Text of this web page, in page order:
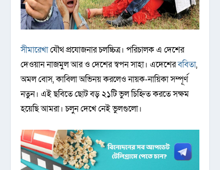
সীমারেখাযৌথ প্রযোজনার চলচ্চিত্র। পরিচালক এ দেশের
দেওয়ান নাজমুল আর ও দেশের স্বপন সাহা। এদেশেরববিতা,
অমল বোস, কাবিলা অভিনয় করলেও নায়ক-নায়িকা সম্পূর্ণ
নতুন। এই ছবিতে ছোট বড় ২১টি ভুল চিহ্নিত করতে সক্ষম
হয়েছি আমরা। চলুন দেখে নেই ভুলগুলো।